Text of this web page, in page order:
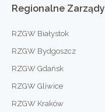
Regionalne Zarządy
RZGW Białystok
RZGW Bydgoszcz
RZGW Gdańsk
RZGW Gliwice
RZGW Kraków